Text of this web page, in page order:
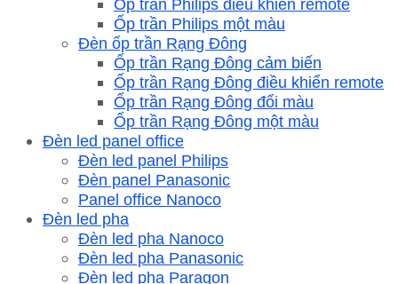
Ốp trần Philips một màu
Đèn ốp trần Rạng Đông
Ốp trần Rạng Đông cảm biến
Ốp trần Rạng Đông điều khiển remote
Ốp trần Rạng Đông đổi màu
Ốp trần Rạng Đông một màu
Đèn led panel office
Đèn led panel Philips
Đèn panel Panasonic
Panel office Nanoco
Đèn led pha
Đèn led pha Nanoco
Đèn led pha Panasonic
Đèn led pha Paragon